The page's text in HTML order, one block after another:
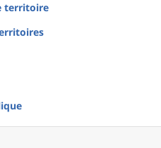
territoire